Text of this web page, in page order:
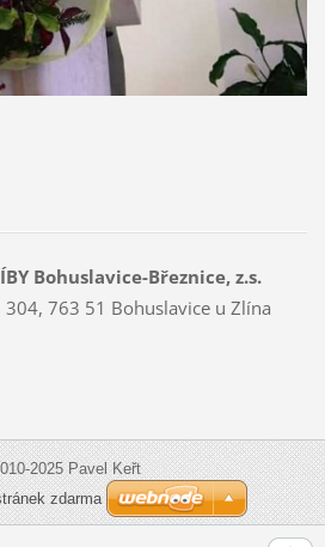
Bohuslavice-Březnice, z.s.
763 51 Bohuslavice u Zlína
2025 Pavel Keřt
zdarma